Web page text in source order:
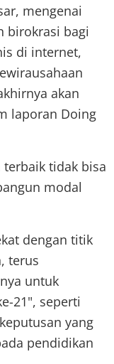
mengenai
birokrasi bagi
di internet,
akan
laporan Doing
terbaik tidak bisa
modal
dengan titik
terus
untuk
21", seperti
yang
pendidikan